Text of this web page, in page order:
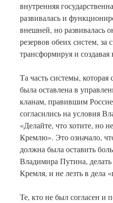
внутренняя
развивалась и
внешней, но развивалась
резервов обеих систем, за
трансформируя и
Та часть системы, которая
была оставлена в
кланам, правившим
согласились на условия
«Делайте, что хотите, но
Кремлю». Это означало,
должна была оставить
Владимира Путина,
Кремля, и не лезть в дела
Те, кто не был согласен и